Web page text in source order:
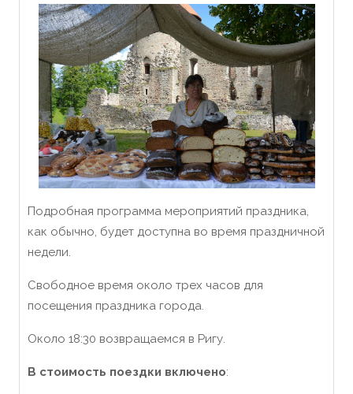
Подробная программа мероприятий праздника,
как обычно, будет доступна во время праздничной
недели.
Свободное время около трех часов для
посещения праздника города.
Около 18:30 возвращаемся в Ригу.
В стоимость поездки включено: